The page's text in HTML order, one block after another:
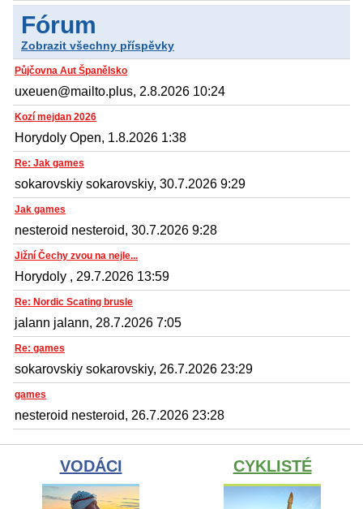
Fórum
Zobrazit všechny příspěvky
Půjčovna Aut Španělsko
uxeuen@mailto.plus, 2.8.2026 10:24
Kozí mejdan 2026
Horydoly Open, 1.8.2026 1:38
Re: Jak games
sokarovskiy sokarovskiy, 30.7.2026 9:29
Jak games
nesteroid nesteroid, 30.7.2026 9:28
Jižní Čechy zvou na nejle...
Horydoly , 29.7.2026 13:59
Re: Nordic Scating brusle
jalann jalann, 28.7.2026 7:05
Re: games
sokarovskiy sokarovskiy, 26.7.2026 23:29
games
nesteroid nesteroid, 26.7.2026 23:28
VODÁCI CYKLISTÉ